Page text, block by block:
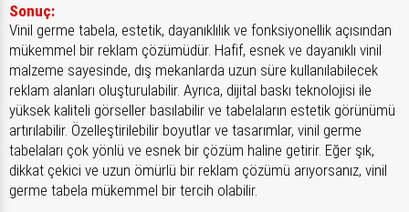
Sonuç:
Vinil germe tabela, estetik, dayanıklılık ve fonksiyonellik açısından
mükemmel bir reklam çözümüdür. Hafif, esnek ve dayanıklı vinil
malzeme sayesinde, dış mekanlarda uzun süre kullanılabilecek
reklam alanları oluşturulabilir. Ayrıca, dijital baskı teknolojisi ile
yüksek kaliteli görseller basılabilir ve tabelaların estetik görünümü
artırılabilir. Özelleştirilebilir boyutlar ve tasarımlar, vinil germe
tabelaları çok yönlü ve esnek bir çözüm haline getirir. Eğer şık,
dikkat çekici ve uzun ömürlü bir reklam çözümü arıyorsanız, vinil
germe tabela mükemmel bir tercih olabilir.